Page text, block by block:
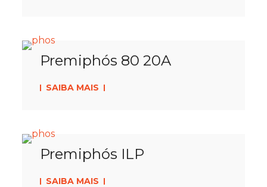
Premiphós 80 20A
SAIBA MAIS
Premiphós ILP
SAIBA MAIS